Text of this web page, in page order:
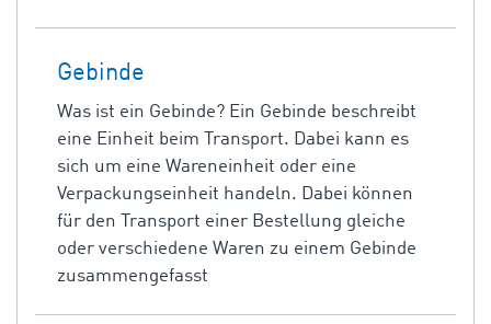
Gebinde
Was ist ein Gebinde? Ein Gebinde beschreibt
eine Einheit beim Transport. Dabei kann es
sich um eine Wareneinheit oder eine
Verpackungseinheit handeln. Dabei können
für den Transport einer Bestellung gleiche
oder verschiedene Waren zu einem Gebinde
zusammengefasst